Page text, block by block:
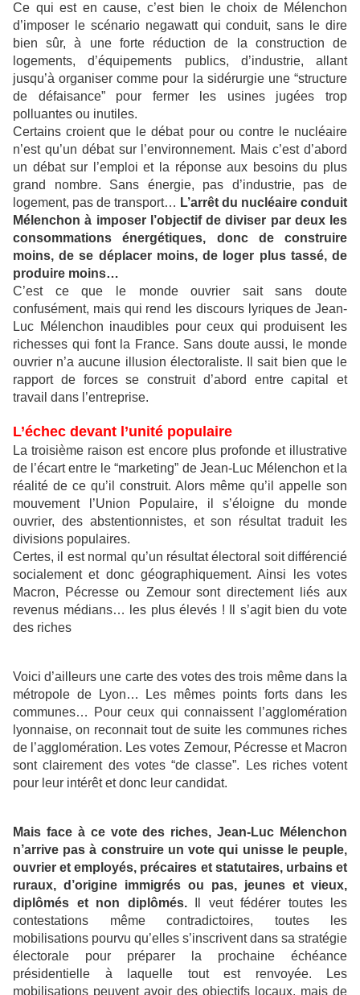
Ce qui est en cause, c’est bien le choix de Mélenchon
d’imposer le scénario negawatt qui conduit, sans le dire
bien sûr, à une forte réduction de la construction de
logements, d’équipements publics, d’industrie, allant
jusqu’à organiser comme pour la sidérurgie une “structure
de défaisance” pour fermer les usines jugées trop
polluantes ou inutiles.
Certains croient que le débat pour ou contre le nucléaire
n’est qu’un débat sur l’environnement. Mais c’est d’abord
un débat sur l’emploi et la réponse aux besoins du plus
grand nombre. Sans énergie, pas d’industrie, pas de
logement, pas de transport… L’arrêt du nucléaire conduit
Mélenchon à imposer l’objectif de diviser par deux les
consommations énergétiques, donc de construire
moins, de se déplacer moins, de loger plus tassé, de
produire moins…
C’est ce que le monde ouvrier sait sans doute
confusément, mais qui rend les discours lyriques de Jean-
Luc Mélenchon inaudibles pour ceux qui produisent les
richesses qui font la France. Sans doute aussi, le monde
ouvrier n’a aucune illusion électoraliste. Il sait bien que le
rapport de forces se construit d’abord entre capital et
travail dans l’entreprise.
L’échec devant l’unité populaire
La troisième raison est encore plus profonde et illustrative
de l’écart entre le “marketing” de Jean-Luc Mélenchon et la
réalité de ce qu’il construit. Alors même qu’il appelle son
mouvement l’Union Populaire, il s’éloigne du monde
ouvrier, des abstentionnistes, et son résultat traduit les
divisions populaires.
Certes, il est normal qu’un résultat électoral soit différencié
socialement et donc géographiquement. Ainsi les votes
Macron, Pécresse ou Zemour sont directement liés aux
revenus médians… les plus élevés ! Il s’agit bien du vote
des riches
Voici d’ailleurs une carte des votes des trois même dans la
métropole de Lyon… Les mêmes points forts dans les
communes… Pour ceux qui connaissent l’agglomération
lyonnaise, on reconnait tout de suite les communes riches
de l’agglomération. Les votes Zemour, Pécresse et Macron
sont clairement des votes “de classe”. Les riches votent
pour leur intérêt et donc leur candidat.
Mais face à ce vote des riches, Jean-Luc Mélenchon
n’arrive pas à construire un vote qui unisse le peuple,
ouvrier et employés, précaires et statutaires, urbains et
ruraux, d’origine immigrés ou pas, jeunes et vieux,
diplômés et non diplômés.Il veut fédérer toutes les
contestations même contradictoires, toutes les
mobilisations pourvu qu’elles s’inscrivent dans sa stratégie
électorale pour préparer la prochaine échéance
présidentielle à laquelle tout est renvoyée. Les
mobilisations peuvent avoir des objectifs locaux, mais de